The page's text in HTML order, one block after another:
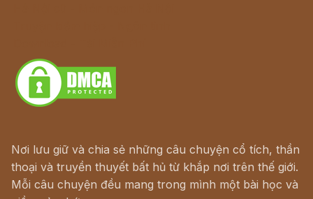
Nơi lưu giữ và chia sẻ những câu chuyện cổ tích, thần
thoại và truyền thuyết bất hủ từ khắp nơi trên thế giới.
Mỗi câu chuyện đều mang trong mình một bài học và